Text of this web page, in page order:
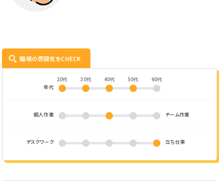
職場の雰囲気をCHECK
年代
20代 30代 40代 50代 60代
個人作業 チーム作業
デスクワーク 立ち仕事